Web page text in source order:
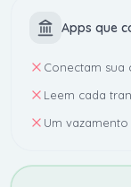
Apps que
Conectam sua
Leem cada
Um